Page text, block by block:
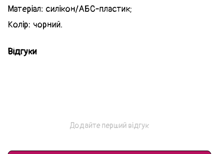
Матеріал: силікон/АБС-пластик;
Колір: чорний.
Відгуки
Додайте перший відгук